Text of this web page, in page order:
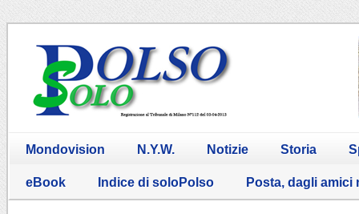
Mondovision N.Y.W. Notizie Storia
eBook Indice di soloPolso Posta, dagli amici